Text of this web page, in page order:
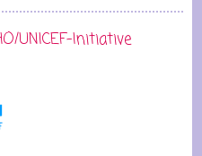
UNICEF-Initiative